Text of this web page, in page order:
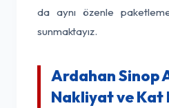
da aynı özenle
sunmaktayız.
Ardahan Sinop
Nakliyat ve Kat